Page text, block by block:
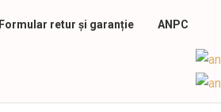
Formular retur și garanție ANPC